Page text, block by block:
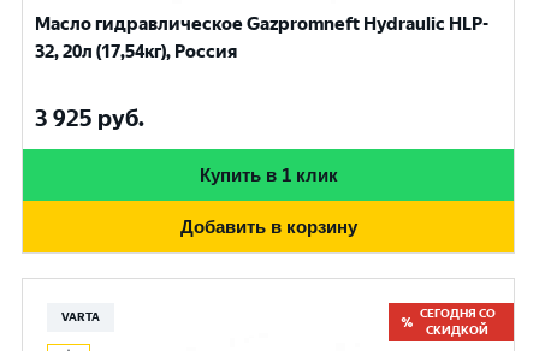
Масло гидравлическое Gazpromneft Hydraulic HLP-
32, 20л (17,54кг), Россия
3 925 руб.
Купить в 1 клик
Добавить в корзину
VARTA
СЕГОДНЯ СО
СКИДКОЙ